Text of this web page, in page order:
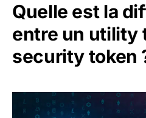
Quelle est la
entre un utility
security token